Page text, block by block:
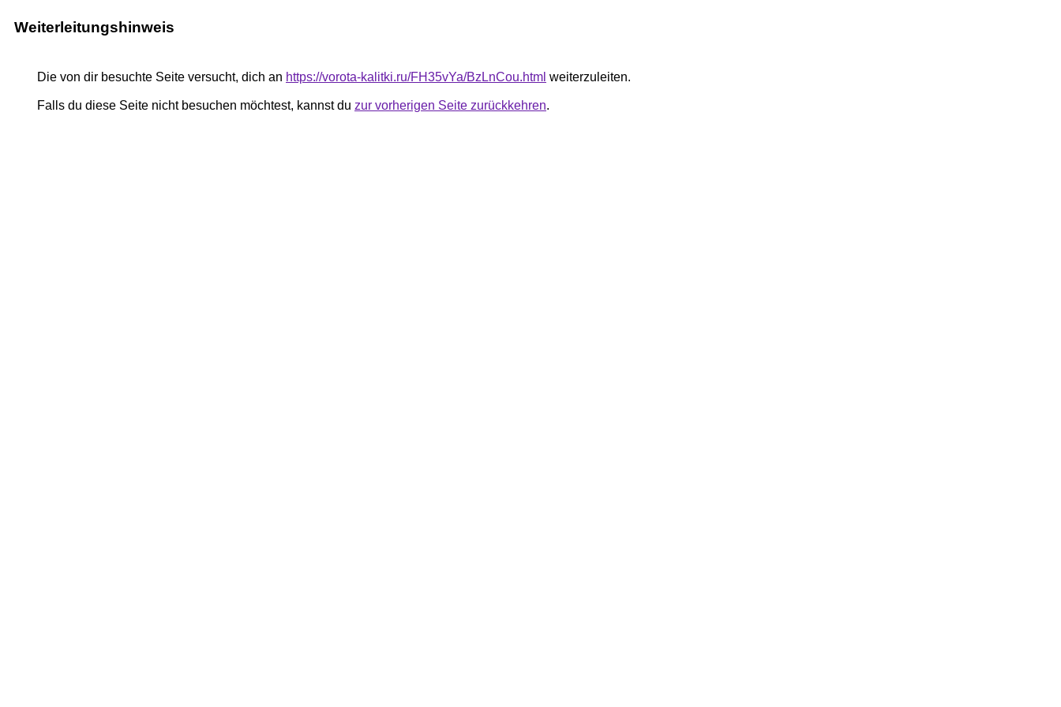
Weiterleitungshinweis
Die von dir besuchte Seite versucht, dich an https://vorota-kalitki.ru/FH35vYa/BzLnCou.html weiterzuleiten.
Falls du diese Seite nicht besuchen möchtest, kannst du zur vorherigen Seite zurückkehren.